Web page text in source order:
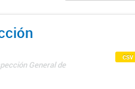
General de
csv